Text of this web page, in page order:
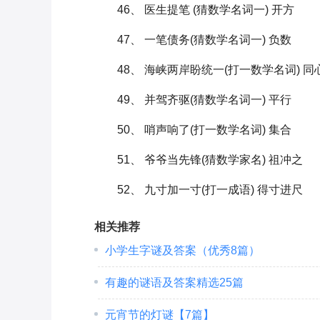
46、 医生提笔 (猜数学名词一) 开方
47、 一笔债务(猜数学名词一) 负数
48、 海峡两岸盼统一(打一数学名词) 同
49、 并驾齐驱(猜数学名词一) 平行
50、 哨声响了(打一数学名词) 集合
51、 爷爷当先锋(猜数学家名) 祖冲之
52、 九寸加一寸(打一成语) 得寸进尺
相关推荐
小学生字谜及答案（优秀8篇）
有趣的谜语及答案精选25篇
元宵节的灯谜【7篇】